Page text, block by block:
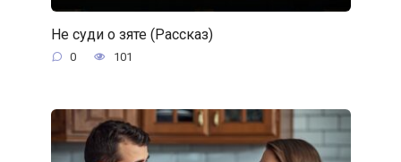
Не суди о зяте (Рассказ)
0 101